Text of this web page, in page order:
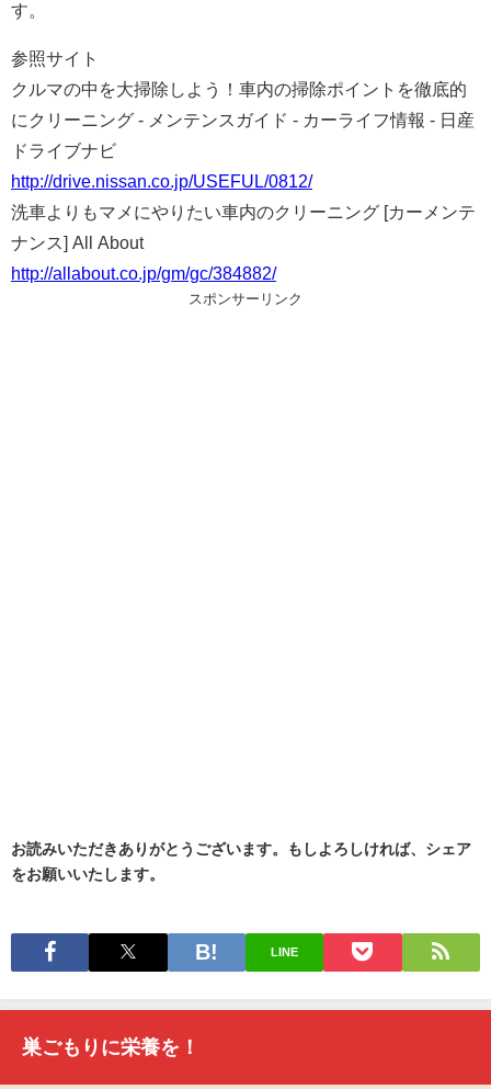
す。
参照サイト
クルマの中を大掃除しよう！車内の掃除ポイントを徹底的
にクリーニング - メンテンスガイド - カーライフ情報 - 日産
ドライブナビ
http://drive.nissan.co.jp/USEFUL/0812/
洗車よりもマメにやりたい車内のクリーニング [カーメンテ
ナンス] All About
http://allabout.co.jp/gm/gc/384882/
スポンサーリンク
お読みいただきありがとうございます。もしよろしければ、シェア
をお願いいたします。
LINE
巣ごもりに栄養を！